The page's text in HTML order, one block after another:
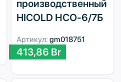
производственный
HICOLD НСО-6/7Б
Артикул: gm018751
413,86 Br